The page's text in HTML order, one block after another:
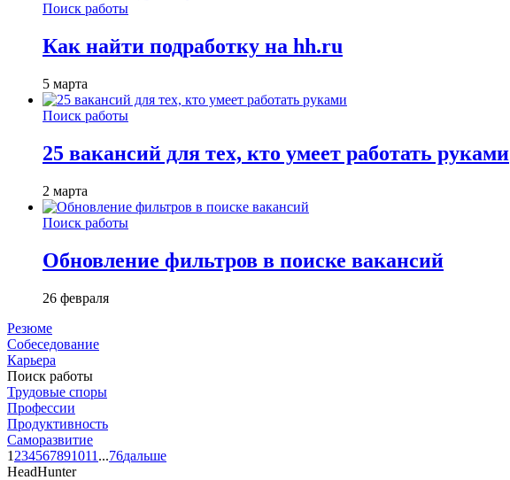
Поиск работы
Как найти подработку на hh.ru
5 марта
Поиск работы
25 вакансий для тех, кто умеет работать руками
2 марта
Поиск работы
Обновление фильтров в поиске вакансий
26 февраля
Резюме
Собеседование
Карьера
Поиск работы
Трудовые споры
Профессии
Продуктивность
Саморазвитие
1 234567891011 ...76дальше
HeadHunter